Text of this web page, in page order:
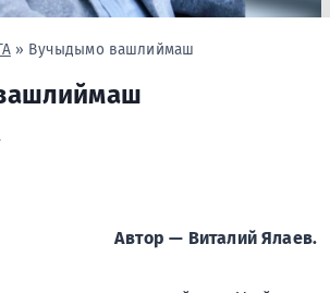
» Вучыдымо вашлиймаш
Автор — Виталий Ялаев.